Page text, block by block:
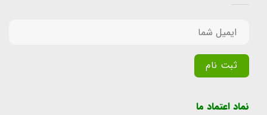
نماد اعتماد ما